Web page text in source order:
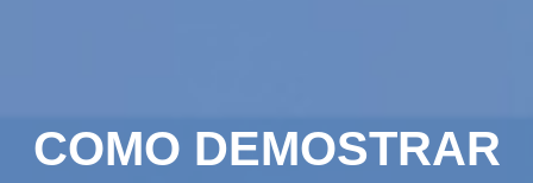
COMO DEMOSTRAR